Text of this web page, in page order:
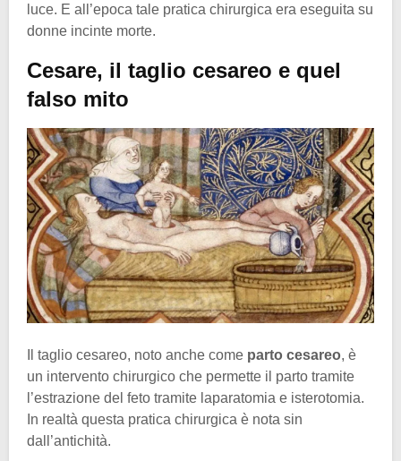
luce. E all’epoca tale pratica chirurgica era eseguita su
donne incinte morte.
Cesare, il taglio cesareo e quel
falso mito
Il taglio cesareo, noto anche come parto cesareo, è
un intervento chirurgico che permette il parto tramite
l’estrazione del feto tramite laparatomia e isterotomia.
In realtà questa pratica chirurgica è nota sin
dall’antichità.